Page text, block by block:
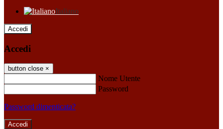
Italiano
Accedi
Accedi
button close ×
Nome Utente
Password
Password dimenticata?